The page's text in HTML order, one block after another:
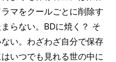
マをクールごとに削除す
らない。BDに焼く？ そ
い。わざわざ自分で保存
いつでも見れる世の中に